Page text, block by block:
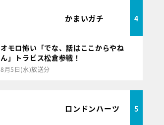
かまいガチ 4
オモロ怖い「でな、話はここからやね
ん」トラビス松倉参戦！
8月5日(水)放送分
ロンドンハーツ 5